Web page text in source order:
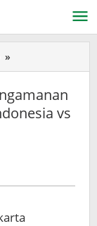
»
Surakarta
Pengamanan
Maksimal
Indonesia
Malaysia
vs